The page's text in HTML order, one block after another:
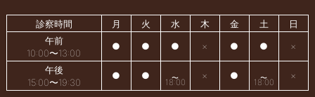
診察時間 月 火 水 木 金 土
日
午前
10:00〜13:00
● ● ● × ● ● ×
午後
15:00〜19:30
● ●
18:00
× ●
18:00
×